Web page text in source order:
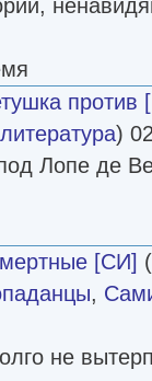
против
)
Лопе де
[СИ] (
,
не